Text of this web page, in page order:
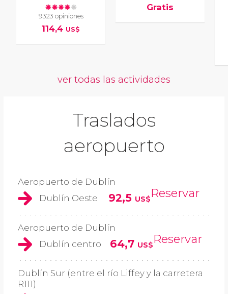
9323 opiniones
114,4 US$
Gratis
ver todas las actividades
Traslados
aeropuerto
Aeropuerto de Dublín
Dublín Oeste
92,5 US$Reservar
Aeropuerto de Dublín
Dublín centro
64,7 US$Reservar
Dublín Sur (entre el río Liffey y la carretera
R111)